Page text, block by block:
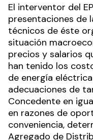
El interventor del
presentaciones de
técnicos de éste
situación
precios y salarios
han tenido los
de energía
adecuaciones de
Concedente en
en razones de
conveniencia,
Agregado de